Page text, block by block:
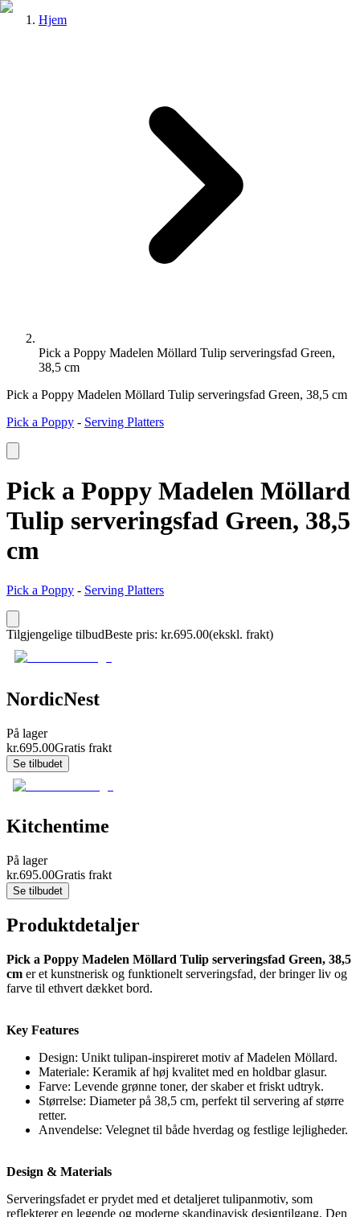
Hjem
Pick a Poppy Madelen Möllard Tulip serveringsfad Green,
38,5 cm
Pick a Poppy Madelen Möllard Tulip serveringsfad Green, 38,5 cm
Pick a Poppy - Serving Platters
Pick a Poppy Madelen Möllard
Tulip serveringsfad Green, 38,5
cm
Pick a Poppy - Serving Platters
Tilgjengelige tilbudBeste pris: kr.695.00(ekskl. frakt)
NordicNest
På lager
kr.695.00Gratis frakt
Se tilbudet
Kitchentime
På lager
kr.695.00Gratis frakt
Se tilbudet
Produktdetaljer
Pick a Poppy Madelen Möllard Tulip serveringsfad Green, 38,5
cm er et kunstnerisk og funktionelt serveringsfad, der bringer liv og
farve til ethvert dækket bord.
Key Features
Design: Unikt tulipan-inspireret motiv af Madelen Möllard.
Materiale: Keramik af høj kvalitet med en holdbar glasur.
Farve: Levende grønne toner, der skaber et friskt udtryk.
Størrelse: Diameter på 38,5 cm, perfekt til servering af større
retter.
Anvendelse: Velegnet til både hverdag og festlige lejligheder.
Design & Materials
Serveringsfadet er prydet med et detaljeret tulipanmotiv, som
reflekterer en legende og moderne skandinavisk designtilgang. Den